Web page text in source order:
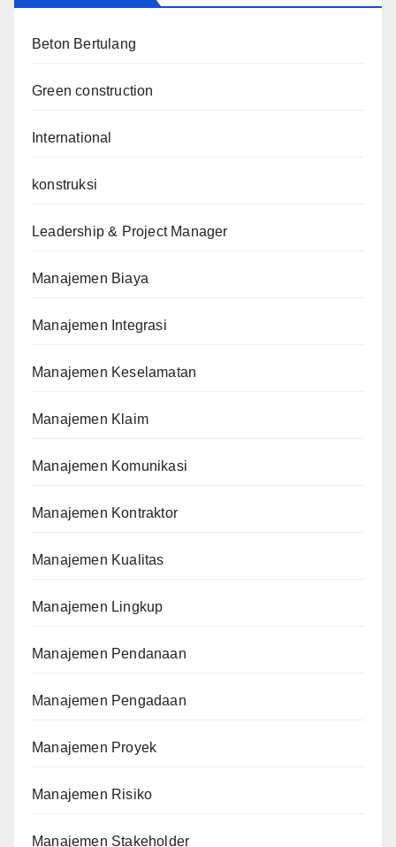
Beton Bertulang
Green construction
International
konstruksi
Leadership & Project Manager
Manajemen Biaya
Manajemen Integrasi
Manajemen Keselamatan
Manajemen Klaim
Manajemen Komunikasi
Manajemen Kontraktor
Manajemen Kualitas
Manajemen Lingkup
Manajemen Pendanaan
Manajemen Pengadaan
Manajemen Proyek
Manajemen Risiko
Manajemen Stakeholder